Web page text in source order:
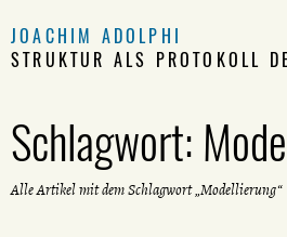
JOACHIM ADOLPHI
STRUKTUR ALS PROTOKOLL
Schlagwort:
Alle Artikel mit dem Schlagwort „Modellierung“